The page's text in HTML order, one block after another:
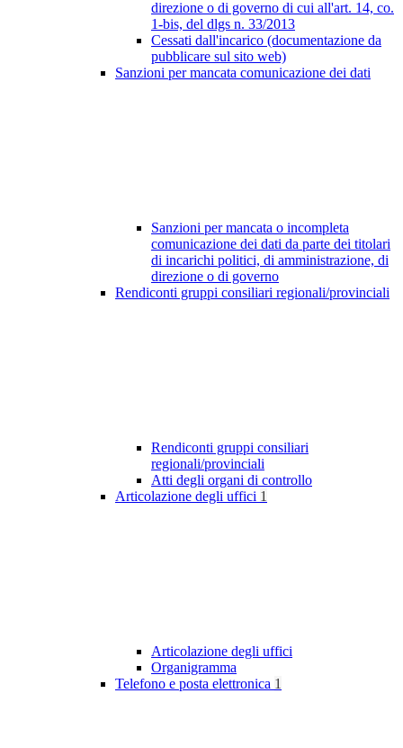
direzione o di governo di cui all'art. 14, co.
1-bis, del dlgs n. 33/2013
Cessati dall'incarico (documentazione da
pubblicare sul sito web)
Sanzioni per mancata comunicazione dei dati
Sanzioni per mancata o incompleta
comunicazione dei dati da parte dei titolari
di incarichi politici, di amministrazione, di
direzione o di governo
Rendiconti gruppi consiliari regionali/provinciali
Rendiconti gruppi consiliari
regionali/provinciali
Atti degli organi di controllo
Articolazione degli uffici 1
Articolazione degli uffici
Organigramma
Telefono e posta elettronica 1